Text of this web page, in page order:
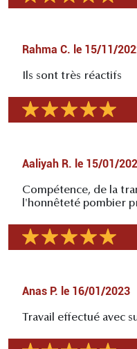
Rahma C. le 15/11/
Ils sont très réactifs
Aaliyah R. le 15/01/
Compétence, de la
l'honnêteté pombier
Anas P. le 16/01/2023
Travail effectué avec